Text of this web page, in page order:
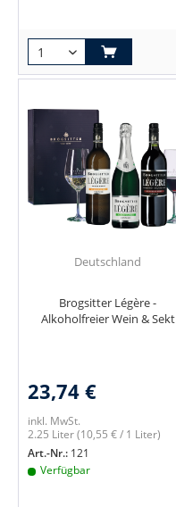
Deutschland
Brogsitter Légère -
Alkoholfreier Wein & Sekt
23,74 €
inkl. MwSt.
2.25 Liter(10,55 € / 1 Liter)
Art.-Nr.: 121
Verfügbar